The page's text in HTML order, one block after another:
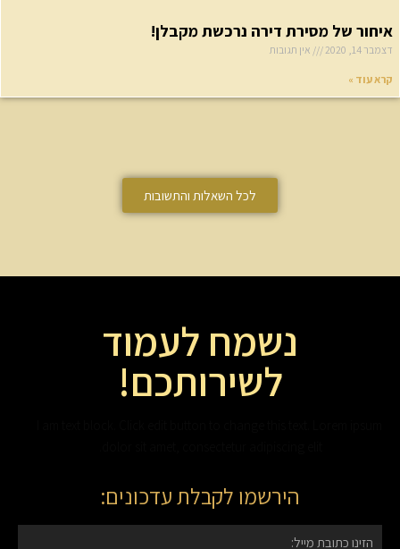
של מסירת דירה נרכשת מקבלן!
14, 2020 אין תגובות
עוד »
לכל השאלות והתשובות
נשמח לעמוד
לשירותכם!
הירשמו לקבלת עדכונים: